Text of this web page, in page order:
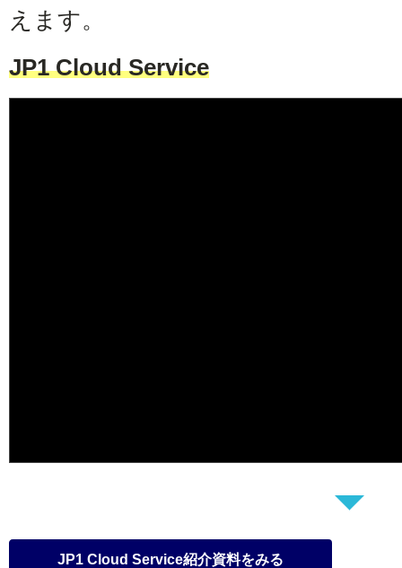
えます。
JP1 Cloud Service
JP1 Cloud Service紹介資料をみる